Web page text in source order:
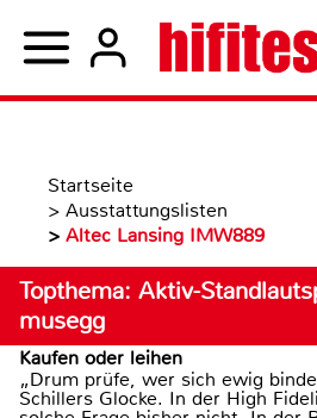
Startseite
> Ausstattungslisten
> Altec Lansing IMW889
Topthema: Aktiv-
musegg
Kaufen oder leihen
„Drum prüfe, wer sich ewig
Schillers Glocke. In der High